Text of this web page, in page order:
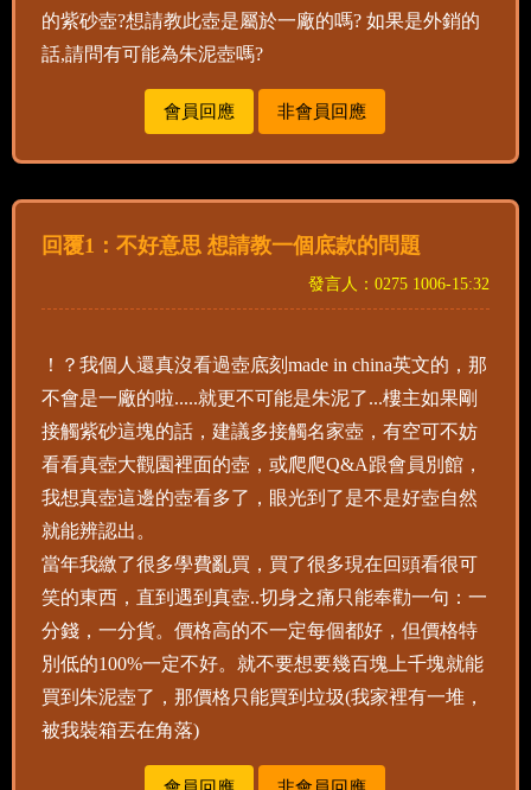
的紫砂壺?想請教此壺是屬於一廠的嗎? 如果是外銷的
話,請問有可能為朱泥壺嗎?
會員回應 非會員回應
回覆1：不好意思 想請教一個底款的問題
發言人：0275 1006-15:32
！？我個人還真沒看過壺底刻made in china英文的，那
不會是一廠的啦.....就更不可能是朱泥了...樓主如果剛
接觸紫砂這塊的話，建議多接觸名家壺，有空可不妨
看看真壺大觀園裡面的壺，或爬爬Q&A跟會員別館，
我想真壺這邊的壺看多了，眼光到了是不是好壺自然
就能辨認出。
當年我繳了很多學費亂買，買了很多現在回頭看很可
笑的東西，直到遇到真壺..切身之痛只能奉勸一句：一
分錢，一分貨。價格高的不一定每個都好，但價格特
別低的100%一定不好。就不要想要幾百塊上千塊就能
買到朱泥壺了，那價格只能買到垃圾(我家裡有一堆，
被我裝箱丟在角落)